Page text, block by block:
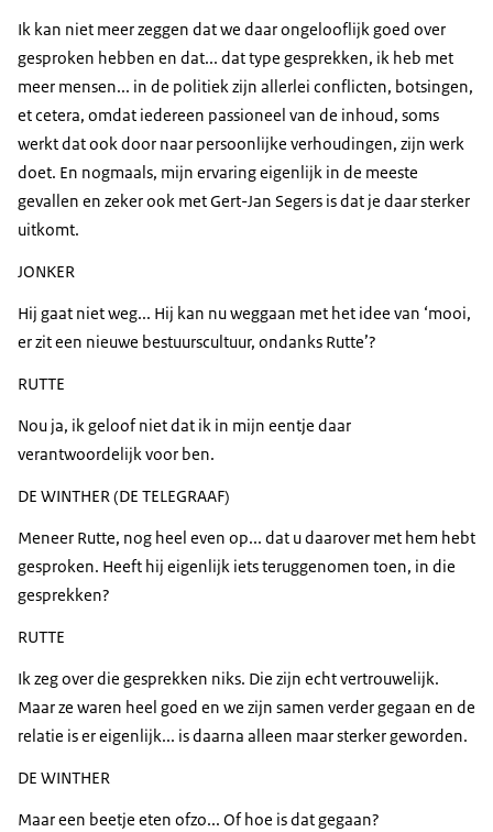
Ik kan niet meer zeggen dat we daar ongelooflijk goed over
gesproken hebben en dat... dat type gesprekken, ik heb met
meer mensen... in de politiek zijn allerlei conflicten, botsingen,
et cetera, omdat iedereen passioneel van de inhoud, soms
werkt dat ook door naar persoonlijke verhoudingen, zijn werk
doet. En nogmaals, mijn ervaring eigenlijk in de meeste
gevallen en zeker ook met Gert-Jan Segers is dat je daar sterker
uitkomt.
JONKER
Hij gaat niet weg... Hij kan nu weggaan met het idee van ‘mooi,
er zit een nieuwe bestuurscultuur, ondanks Rutte’?
RUTTE
Nou ja, ik geloof niet dat ik in mijn eentje daar
verantwoordelijk voor ben.
DE WINTHER (DE TELEGRAAF)
Meneer Rutte, nog heel even op... dat u daarover met hem hebt
gesproken. Heeft hij eigenlijk iets teruggenomen toen, in die
gesprekken?
RUTTE
Ik zeg over die gesprekken niks. Die zijn echt vertrouwelijk.
Maar ze waren heel goed en we zijn samen verder gegaan en de
relatie is er eigenlijk... is daarna alleen maar sterker geworden.
DE WINTHER
Maar een beetje eten ofzo... Of hoe is dat gegaan?